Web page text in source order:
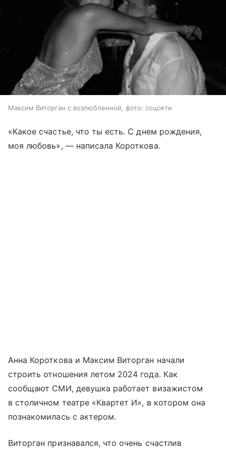
Максим Виторган с возлюбленной, фото: соцсети
«Какое счастье, что ты есть. С днем рождения,
моя любовь», — написала Короткова.
Анна Короткова и Максим Виторган начали
строить отношения летом 2024 года. Как
сообщают СМИ, девушка работает визажистом
в столичном театре «Квартет И», в котором она
познакомилась с актером.
Виторган признавался, что очень счастлив